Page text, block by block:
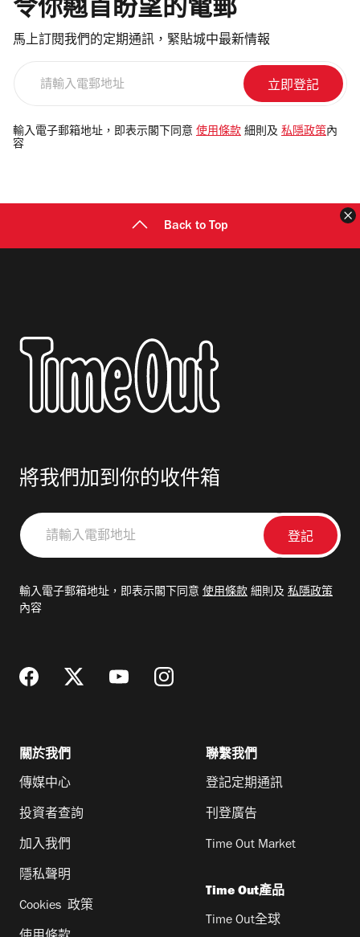
令你翹首盼望的電郵
馬上訂閱我們的定期通訊，緊貼城中最新情報
電
郵
輸入電子郵箱地址，即表示閣下同意 使用條款 細則及 私隱政策 內
容
Back to Top
將我們加到你的收件箱
請
輸
郵
輸入電子郵箱地址，即表示閣下同意 使用條款 細則及 私隱政策
內容
關於我們
傳媒中心
投資者查詢
加入我們
隱私聲明
Cookies 政策
聯繫我們
登記定期通訊
刊登廣告
Time Out Market
Time Out產品
Time Out全球